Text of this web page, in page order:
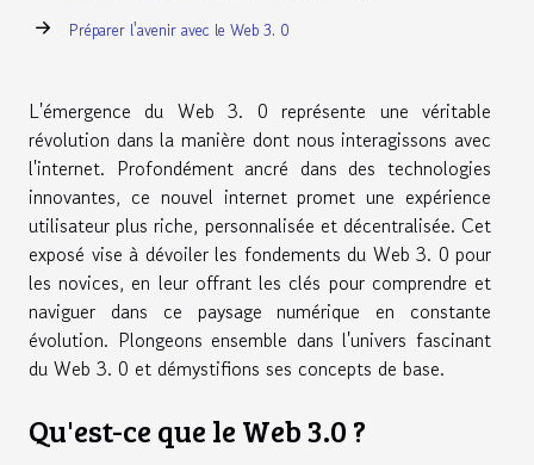
Préparer l'avenir avec le Web 3. 0
L'émergence du Web 3. 0 représente une véritable
révolution dans la manière dont nous interagissons avec
l'internet. Profondément ancré dans des technologies
innovantes, ce nouvel internet promet une expérience
utilisateur plus riche, personnalisée et décentralisée. Cet
exposé vise à dévoiler les fondements du Web 3. 0 pour
les novices, en leur offrant les clés pour comprendre et
naviguer dans ce paysage numérique en constante
évolution. Plongeons ensemble dans l'univers fascinant
du Web 3. 0 et démystifions ses concepts de base.
Qu'est-ce que le Web 3.0 ?